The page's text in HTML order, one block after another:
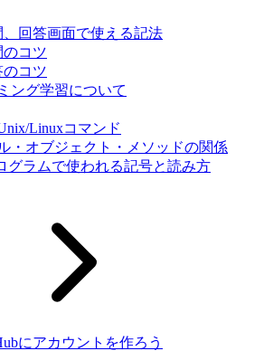
、回答画面で使える記法
のコツ
のコツ
ング学習について
Linuxコマンド
・オブジェクト・メソッドの関係
グラムで使われる記号と読み方
にアカウントを作ろう